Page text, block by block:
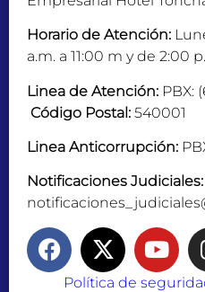
Horario de Atención:
a.m. a 11:00 m y de 2:00
Linea de Atención:
Código Postal: 540001
Linea Anticorrupción:
Notificaciones Judiciales:
Política de